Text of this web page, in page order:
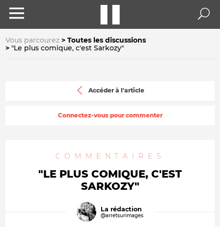
Vous parcourez
Toutes les discussions
"Le plus comique, c'est Sarkozy"
Accéder à l'article
Connectez-vous pour commenter
COMMENTAIRES
"LE PLUS COMIQUE, C'EST
SARKOZY"
La rédaction
@arretsurimages